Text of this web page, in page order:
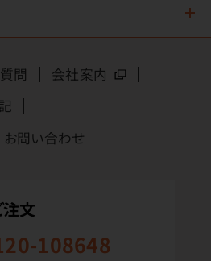
問
会社案内
お問い合わせ
注文
108648